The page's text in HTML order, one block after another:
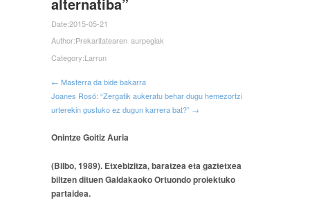
Date:2015-05-21
Author:Prekaritatearen aurpegiak
Category:Larrun
← Masterra da bide bakarra
Joanes Rosó: “Zergatik aukeratu behar dugu hemezortzi
urterekin gustuko ez dugun karrera bat?” →
Onintze Goitiz Auria
(Bilbo, 1989). Etxebizitza, baratzea eta gaztetxea
biltzen dituen Galdakaoko Ortuondo proiektuko
partaidea.